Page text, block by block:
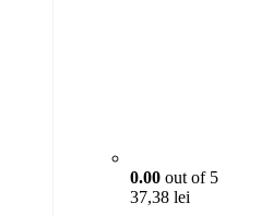
0.00 out of 5
37,38 lei